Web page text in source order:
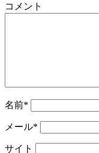
コメント
名前*
メール*
サイト